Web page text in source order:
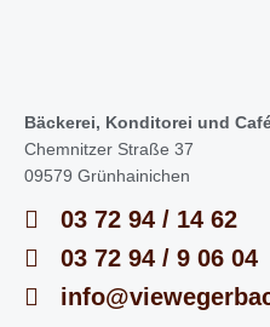
Bäckerei, Konditorei und
Chemnitzer Straße 37
09579 Grünhainichen
03 72 94 / 14 62
03 72 94 / 9 06 04